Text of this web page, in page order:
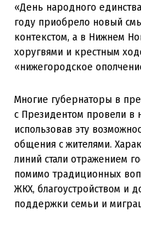
«День народного
году приобрело новый
контекстом, а в Нижнем
хоругвями и крестным
«нижегородское
Многие губернаторы в
с Президентом провели в
использовав эту
общения с жителями.
линий стали отражением
помимо традиционных
ЖКХ, благоустройством и
поддержки семьи и